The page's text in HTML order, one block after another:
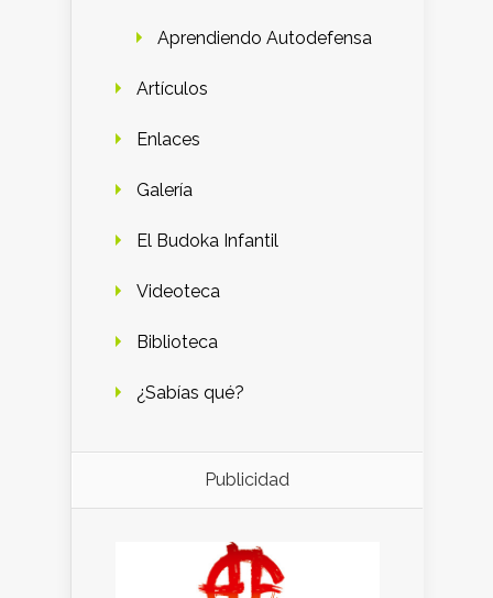
Aprendiendo Autodefensa
Artículos
Enlaces
Galería
El Budoka Infantil
Videoteca
Biblioteca
¿Sabías qué?
Publicidad